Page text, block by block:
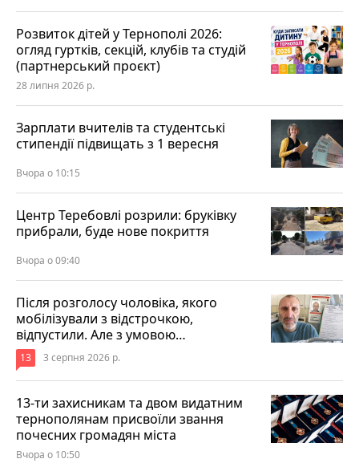
Розвиток дітей у Тернополі 2026:
огляд гуртків, секцій, клубів та студій
(партнерський проєкт)
28 липня 2026 р.
Зарплати вчителів та студентські
стипендії підвищать з 1 вересня
Вчора о 10:15
Центр Теребовлі розрили: бруківку
прибрали, буде нове покриття
Вчора о 09:40
Після розголосу чоловіка, якого
мобілізували з відстрочкою,
відпустили. Але з умовою…
13 3 серпня 2026 р.
13-ти захисникам та двом видатним
тернополянам присвоїли звання
почесних громадян міста
Вчора о 10:50